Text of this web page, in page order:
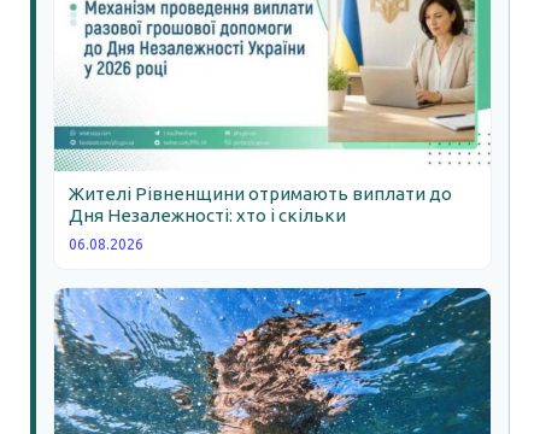
Жителі Рівненщини отримають виплати до
Дня Незалежності: хто і скільки
06.08.2026